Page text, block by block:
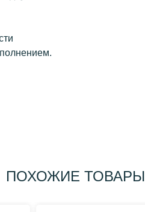
ПОХОЖИЕ ТОВАРЫ